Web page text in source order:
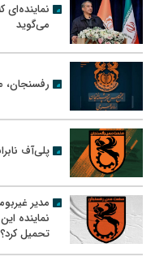
می‌گوید
رفسنجان،
پلی‌آف
نماینده
تحمیل کرد؟